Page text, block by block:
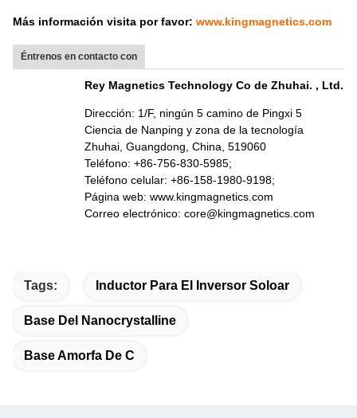
Más información visita por favor: www.kingmagnetics.com
Éntrenos en contacto con
Rey Magnetics Technology Co de Zhuhai. , Ltd.
Dirección: 1/F, ningún 5 camino de Pingxi 5
Ciencia de Nanping y zona de la tecnología
Zhuhai, Guangdong, China, 519060
Teléfono: +86-756-830-5985;
Teléfono celular: +86-158-1980-9198;
Página web: www.kingmagnetics.com
Correo electrónico: core@kingmagnetics.com
Tags: Inductor Para El Inversor Soloar
Base Del Nanocrystalline
Base Amorfa De C